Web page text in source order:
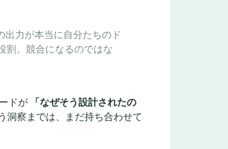
出力が本当に自分たちのド
割。競合になるのではな
ドが
「なぜそう設計されたの
洞察までは、まだ持ち合わせて